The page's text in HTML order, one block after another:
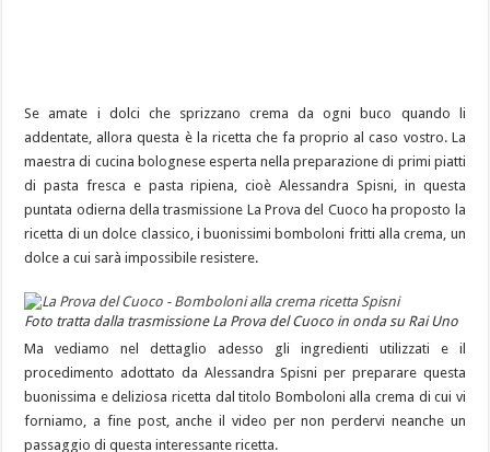
Se amate i dolci che sprizzano crema da ogni buco quando li
addentate, allora questa è la ricetta che fa proprio al caso vostro. La
maestra di cucina bolognese esperta nella preparazione di primi piatti
di pasta fresca e pasta ripiena, cioè Alessandra Spisni, in questa
puntata odierna della trasmissione La Prova del Cuoco ha proposto la
ricetta di un dolce classico, i buonissimi bomboloni fritti alla crema, un
dolce a cui sarà impossibile resistere.
Foto tratta dalla trasmissione La Prova del Cuoco in onda su Rai Uno
Ma vediamo nel dettaglio adesso gli ingredienti utilizzati e il
procedimento adottato da Alessandra Spisni per preparare questa
buonissima e deliziosa ricetta dal titolo Bomboloni alla crema di cui vi
forniamo, a fine post, anche il video per non perdervi neanche un
passaggio di questa interessante ricetta.